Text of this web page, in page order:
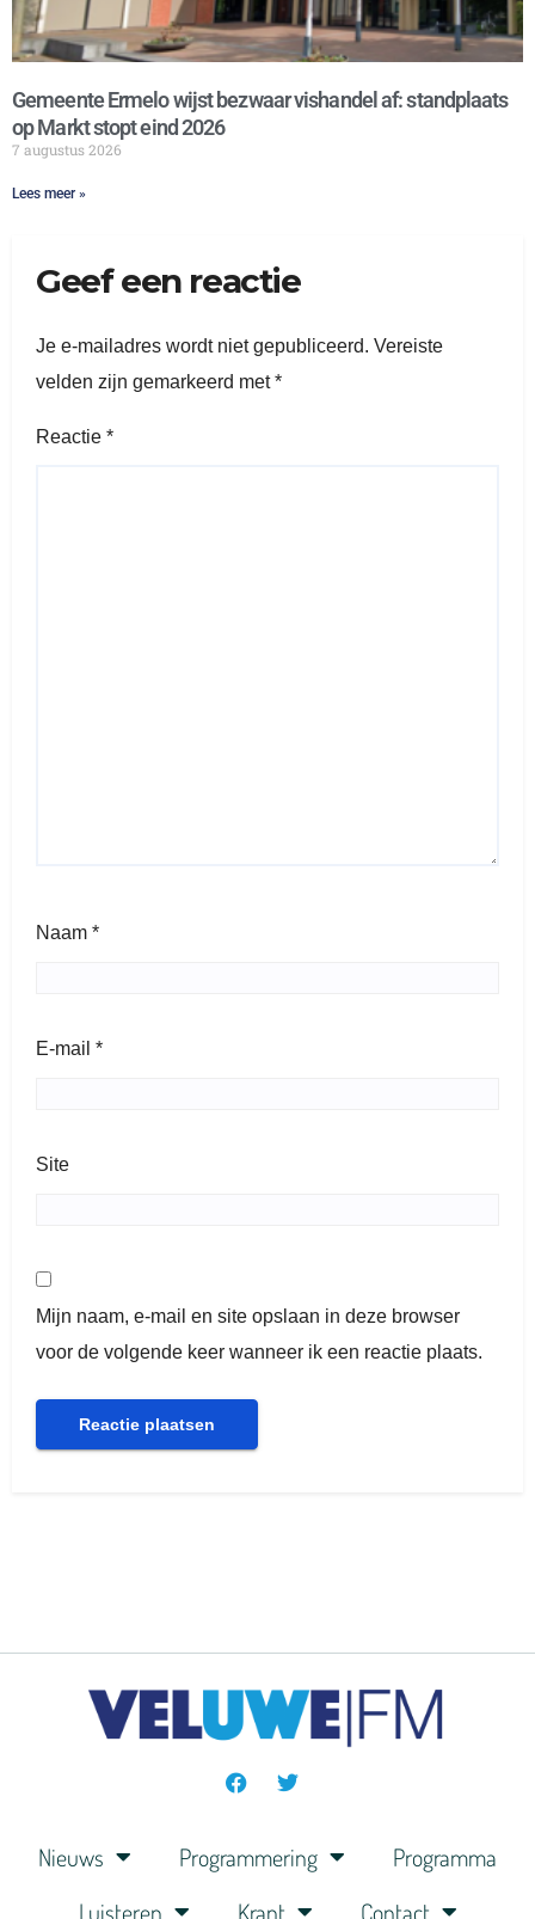
Gemeente Ermelo wijst bezwaar vishandel af: standplaats
op Markt stopt eind 2026
7 augustus 2026
Lees meer »
Geef een reactie
Je e-mailadres wordt niet gepubliceerd. Vereiste
velden zijn gemarkeerd met*
Reactie *
Naam *
E-mail *
Site
Mijn naam, e-mail en site opslaan in deze browser
voor de volgende keer wanneer ik een reactie plaats.
Nieuws Programmering
Programma
Luisteren
Krant Contact